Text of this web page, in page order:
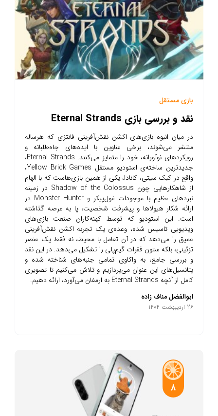
بازی مستقل
نقد و بررسی بازی Eternal Strands
در میان انبوه بازی‌های اکشن نقش‌آفرینی فانتزی که هرساله
منتشر می‌شوند، برخی عناوین با ایده‌های جاه‌طلبانه و
رویکردهای نوآورانه، خود را متمایز می‌کنند. Eternal Strands،
جدیدترین ساخته‌ی استودیو مستقل Yellow Brick Games،
واقع در کبک سیتی، کانادا، یکی از همین بازی‌هاست که با الهام
از شاهکارهایی چون Shadow of the Colossus در زمینه
نبردهای عظیم با موجودات غول‌پیکر و Monster Hunter در
ارائه شکار هیولاها و پیشرفت شخصیت، پا به عرصه گذاشته
است. این استودیو که توسط کهنه‌کاران صنعت بازی‌های
ویدیویی تاسیس شده، وعده‌ی یک تجربه اکشن نقش‌آفرینی
عمیق را می‌دهد که در آن تعامل با محیط، نه فقط یک عنصر
تزئینی، بلکه ستون فقرات گیم‌پلی را تشکیل می‌دهد. در این نقد
و بررسی جامع، به واکاوی تمامی جنبه‌های شناخته شده و
پتانسیل‌های این عنوان می‌پردازیم و تلاش می‌کنیم تا تصویری
کامل از آنچه Eternal Strands به ارمغان می‌آورد، ارائه دهیم.
ابوالفضل مناف زاده
26 اردیبهشت 1404
8